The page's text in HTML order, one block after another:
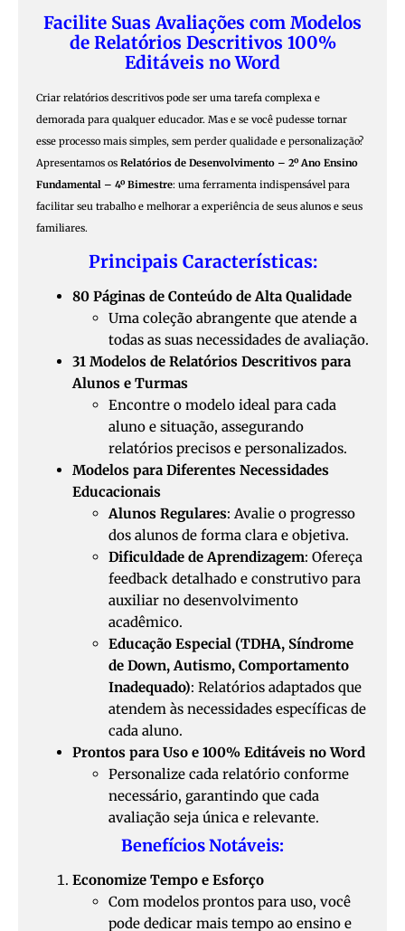
Facilite Suas Avaliações com Modelos
de Relatórios Descritivos 100%
Editáveis no Word
Criar relatórios descritivos pode ser uma tarefa complexa e
demorada para qualquer educador. Mas e se você pudesse tornar
esse processo mais simples, sem perder qualidade e personalização?
Apresentamos os Relatórios de Desenvolvimento – 2º Ano Ensino
Fundamental – 4º Bimestre: uma ferramenta indispensável para
facilitar seu trabalho e melhorar a experiência de seus alunos e seus
familiares.
Principais Características:
80 Páginas de Conteúdo de Alta Qualidade
Uma coleção abrangente que atende a
todas as suas necessidades de avaliação.
31 Modelos de Relatórios Descritivos para
Alunos e Turmas
Encontre o modelo ideal para cada
aluno e situação, assegurando
relatórios precisos e personalizados.
Modelos para Diferentes Necessidades
Educacionais
Alunos Regulares: Avalie o progresso
dos alunos de forma clara e objetiva.
Dificuldade de Aprendizagem: Ofereça
feedback detalhado e construtivo para
auxiliar no desenvolvimento
acadêmico.
Educação Especial (TDHA, Síndrome
de Down, Autismo, Comportamento
Inadequado): Relatórios adaptados que
atendem às necessidades específicas de
cada aluno.
Prontos para Uso e 100% Editáveis no Word
Personalize cada relatório conforme
necessário, garantindo que cada
avaliação seja única e relevante.
Benefícios Notáveis:
Economize Tempo e Esforço
Com modelos prontos para uso, você
pode dedicar mais tempo ao ensino e